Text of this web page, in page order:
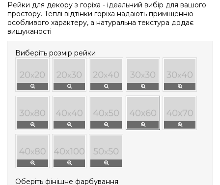
Рейки для декору з горіха - ідеальний вибір для вашого
простору. Теплі відтінки горіха надають приміщенню
особливого характеру, а натуральна текстура додає
вишуканості
Виберіть розмір рейки
Оберіть фінішне фарбування